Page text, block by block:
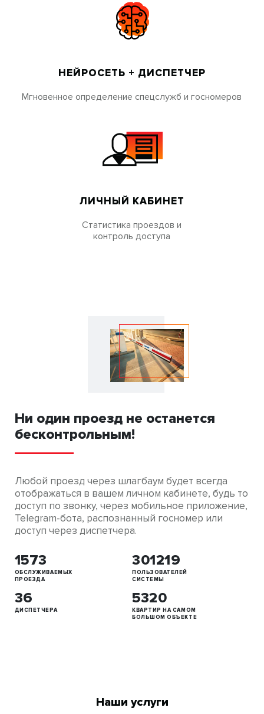
НЕЙРОСЕТЬ + ДИСПЕТЧЕР
Мгновенное определение спецслужб и госномеров
ЛИЧНЫЙ КАБИНЕТ
Статистика проездов и
контроль доступа
Ни один проезд не останется
бесконтрольным!
Любой проезд через шлагбаум будет всегда
отображаться в вашем личном кабинете, будь то
доступ по звонку, через мобильное приложение,
Telegram-бота, распознанный госномер или
доступ через диспетчера.
1573
ОБСЛУЖИВАЕМЫХ
ПРОЕЗДА
301219
ПОЛЬЗОВАТЕЛЕЙ
СИСТЕМЫ
36
ДИСПЕТЧЕРА
5320
КВАРТИР НА САМОМ
БОЛЬШОМ ОБЪЕКТЕ
Наши услуги